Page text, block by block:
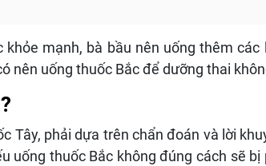
mạnh, bà bầu nên uống thêm các
nên uống thuốc Bắc để dưỡng thai
Tây, phải dựa trên chẩn đoán và lời
uống thuốc Bắc không đúng cách sẽ bị